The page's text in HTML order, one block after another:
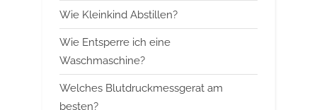
Wie Kleinkind Abstillen?
Wie Entsperre ich eine
Waschmaschine?
Welches Blutdruckmessgerat am
besten?